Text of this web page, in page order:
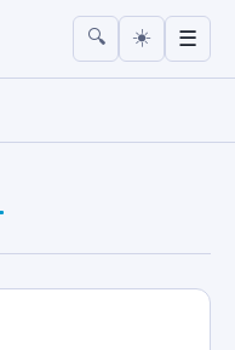
🔍 ☀️ ☰